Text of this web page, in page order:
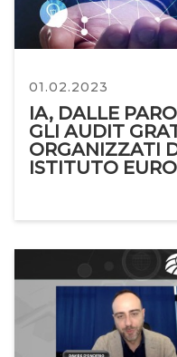
01.02.2023
IA, DALLE
GLI AUDIT
ORGANIZZATI
ISTITUTO